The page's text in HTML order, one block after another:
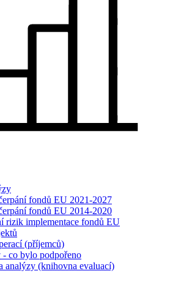
fondů EU 2021-2027
fondů EU 2014-2020
rizik implementace fondů EU
(příjemců)
co bylo podpořeno
analýzy (knihovna evaluací)